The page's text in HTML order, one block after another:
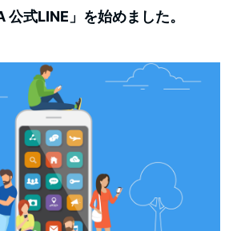
公式LINE」を始めました。